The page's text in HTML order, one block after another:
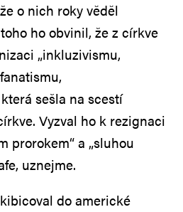
o nich roky věděl
ho obvinil, že z církve
„inkluzivismu,
sešla na scestí
Vyzval ho k rezignaci
prorokem“ a „sluhou
uznejme.
do americké